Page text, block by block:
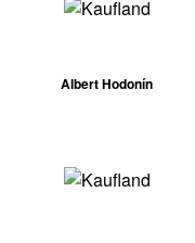
Albert Hodonín